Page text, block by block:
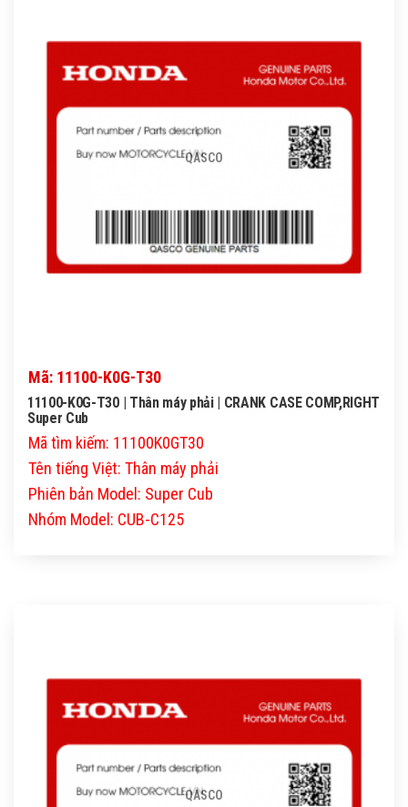
QASCO
Mã: 11100-K0G-T30
11100-K0G-T30 | Thân máy phải | CRANK CASE COMP,RIGHT
Super Cub
Mã tìm kiếm: 11100K0GT30
Tên tiếng Việt: Thân máy phải
Phiên bản Model: Super Cub
Nhóm Model: CUB-C125
QASCO